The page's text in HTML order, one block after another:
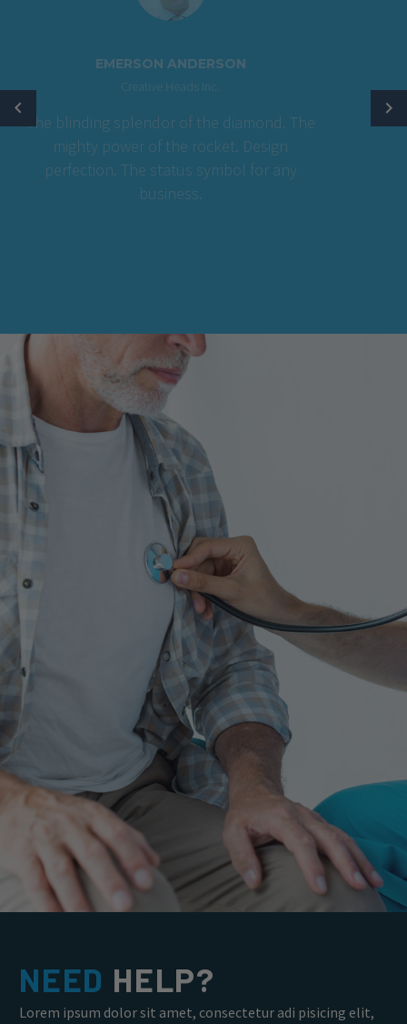
EMERSON ANDERSON
Creative Heads Inc.
The blinding splendor of the diamond. The
mighty power of the rocket. Design
perfection. The status symbol for any
business.
NEED HELP?
Lorem ipsum dolor sit amet, consectetur adi pisicing elit,